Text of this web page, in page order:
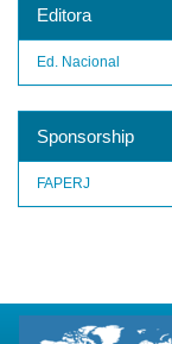
Editora
Ed. Nacional
Sponsorship
FAPERJ